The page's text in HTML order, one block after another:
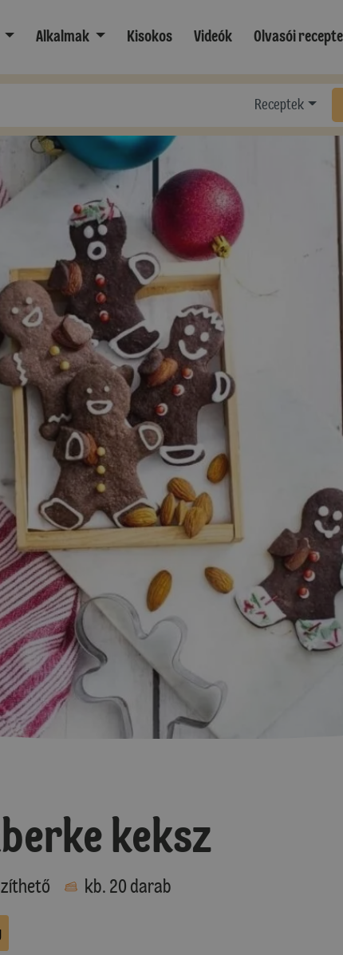
Alkalmak Kisokos Videók Olvasói
Receptek
keksz
kb. 20 darab